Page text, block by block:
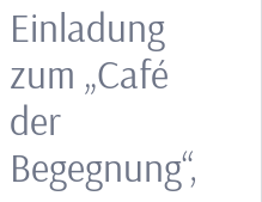
Einladung
zum „Café
der
Begegnung“,